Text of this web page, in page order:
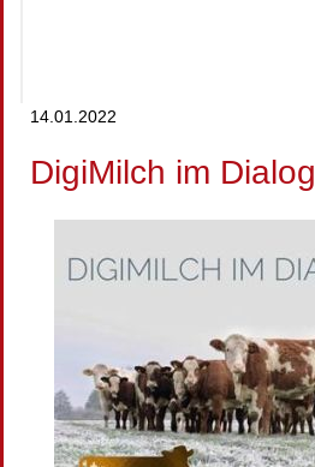
14.01.2022
DigiMilch im Dialog